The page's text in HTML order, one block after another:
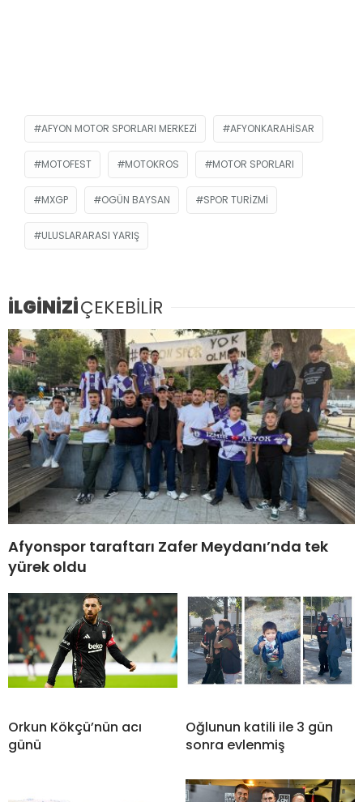
AFYON MOTOR SPORLARI MERKEZI AFYONKARAHISAR
MOTOFEST MOTOKROS MOTOR SPORLARI
MXGP OGÜN BAYSAN SPOR TURIZMI
ULUSLARARASI YARIŞ
İLGİNİZİÇEKEBİLİR
Afyonspor taraftarı Zafer Meydanı’nda tek
yürek oldu
Orkun Kökçü’nün acı
günü
Oğlunun katili ile 3 gün
sonra evlenmiş